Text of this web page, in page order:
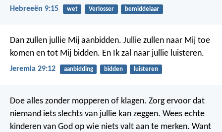
Hebreeën 9:15 wet Verlosser bemiddelaar
Dan zullen jullie Mij aanbidden. Jullie zullen naar Mij toe
komen en tot Mij bidden. En Ik zal naar jullie luisteren.
Jeremia 29:12 aanbidding bidden luisteren
Doe alles zonder mopperen of klagen. Zorg ervoor dat
niemand iets slechts van jullie kan zeggen. Wees echte
kinderen van God op wie niets valt aan te merken. Want